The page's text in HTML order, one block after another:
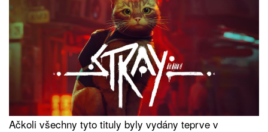
Ačkoli všechny tyto tituly byly vydány teprve v